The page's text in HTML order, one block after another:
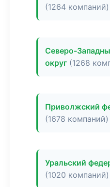
(1264 компаний)
Северо-
округ (1268
Приволжский
(1678 компаний)
Уральский
(1020 компаний)